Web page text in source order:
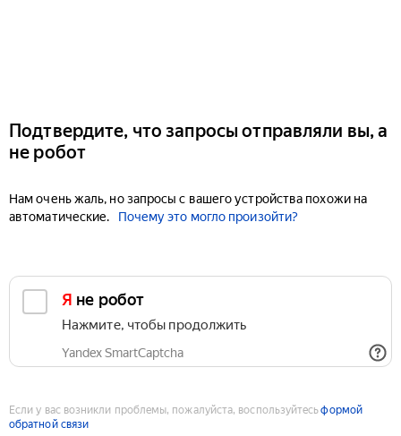
Подтвердите, что запросы отправляли вы, а
не робот
Нам очень жаль, но запросы с вашего устройства похожи на
автоматические.
Почему это могло произойти?
Я не робот
Нажмите, чтобы продолжить
Yandex SmartCaptcha
Если у вас возникли проблемы, пожалуйста, воспользуйтесьформой
обратной связи